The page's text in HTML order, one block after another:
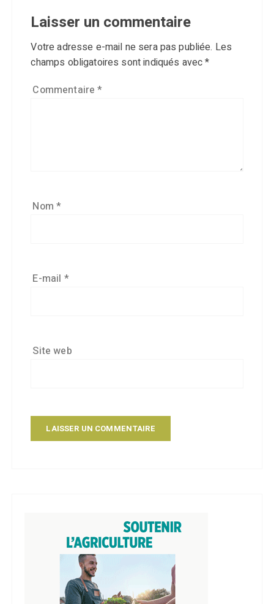
Laisser un commentaire
Votre adresse e-mail ne sera pas publiée. Les
champs obligatoires sont indiqués avec*
Commentaire*
Nom*
E-mail *
Site web